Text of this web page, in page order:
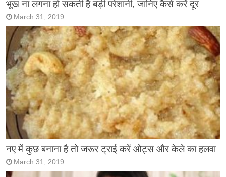
भूख ना लगना हो सकती है बड़ी परेशानी, जानिए कैसे करें दूर
March 31, 2019
नए में कुछ बनाना है तो जरूर ट्राई करें ओट्स और केले का हलवा
March 31, 2019